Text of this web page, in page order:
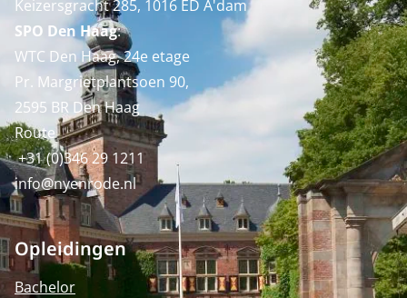
Keizersgracht 285, 1016 ED A'dam
SPO Den Haag:
WTC Den Haag, 24e etage
Pr. Margrietplantsoen 90,
2595 BR Den Haag
Route
+31 (0)346 29 1211
info@nyenrode.nl
Opleidingen
Bachelor